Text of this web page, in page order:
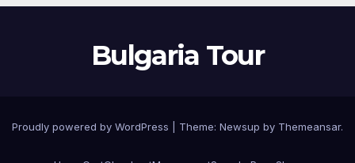
Bulgaria Tour
Proudly powered by WordPress Theme: Newsup by Themeansar.